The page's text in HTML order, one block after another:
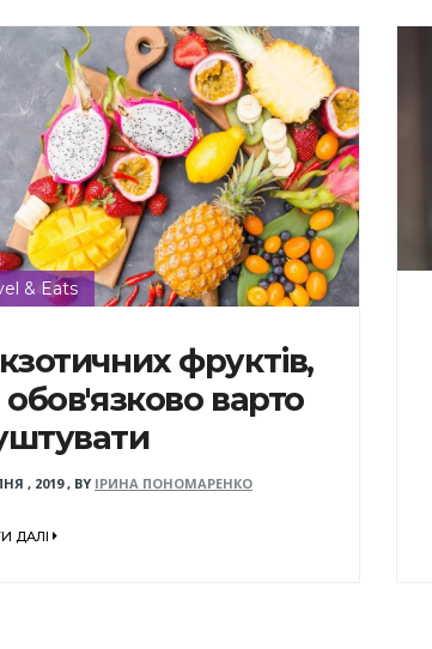
& Eats
фруктів,
обов'язково варто
, 2019, BY ІРИНА ПОНОМАРЕНКО
ДАЛІ